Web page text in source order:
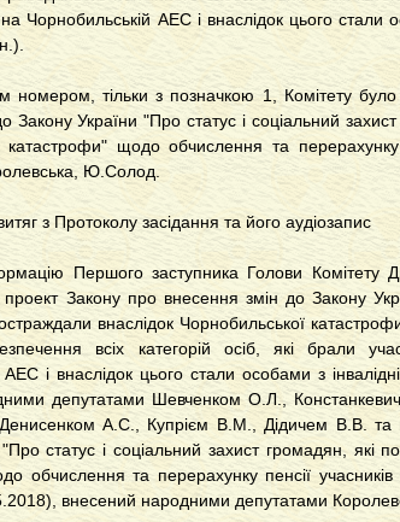
на Чорнобильській АЕС і внаслідок цього
номером, тільки з позначкою 1, Комітету
Закону України "Про статус і соціальний
катастрофи" щодо обчислення та перерахунку
Ю.Солод.
з Протоколу засідання та його аудіозапис
Першого заступника Голови Комітету
Закону про внесення змін до Закону
внаслідок Чорнобильської
всіх категорій осіб, які брали
АЕС і внаслідок цього стали особами з
депутатами Шевченком О.Л.,
А.С., Купрієм В.М., Дідичем В.В. та
статус і соціальний захист громадян, які
обчислення та перерахунку пенсії
внесений народними депутатами